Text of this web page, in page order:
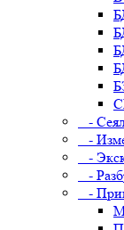
-
-
-
-
-